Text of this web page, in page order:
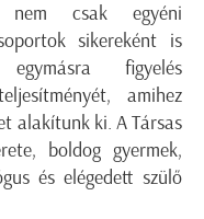
csak egyéni
sikereként is
figyelés
amihez
alakítunk ki. A Társas
boldog gyermek,
és elégedett szülő